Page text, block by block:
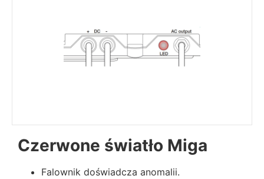
Czerwone światło Miga
Falownik doświadcza anomalii.